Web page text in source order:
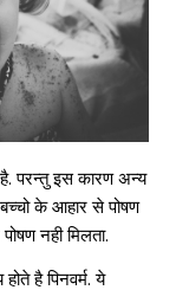
परन्तु इस कारण अन्य
के आहार से पोषण
नही मिलता.
है पिनवर्म. ये